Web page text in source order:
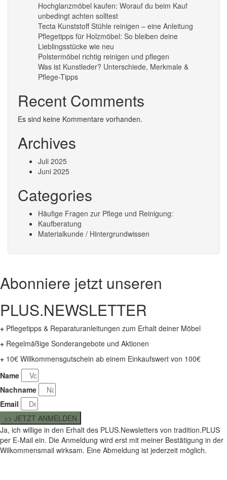
Hochglanzmöbel kaufen: Worauf du beim Kauf
unbedingt achten solltest
Tecta Kunststoff Stühle reinigen – eine Anleitung
Pflegetipps für Holzmöbel: So bleiben deine
Lieblingsstücke wie neu​
Polstermöbel richtig reinigen und pflegen
Was ist Kunstleder? Unterschiede, Merkmale &
Pflege-Tipps
Recent Comments
Es sind keine Kommentare vorhanden.
Archives
Juli 2025
Juni 2025
Categories
Häufige Fragen zur Pflege und Reinigung:
Kaufberatung
Materialkunde / Hintergrundwissen
Abonniere jetzt unseren
PLUS.NEWSLETTER
+ Pflegetipps & Reparaturanleitungen zum Erhalt deiner Möbel
+ Regelmäßige Sonderangebote und Aktionen
+ 10€ Willkommensgutschein ab einem Einkaufswert von 100€
Name
Nachname
Email
>> JETZT ANMELDEN
Ja, ich willige in den Erhalt des PLUS.Newsletters von tradition.PLUS
per E-Mail ein. Die Anmeldung wird erst mit meiner Bestätigung in der
Wilkommensmail wirksam. Eine Abmeldung ist jederzeit möglich.